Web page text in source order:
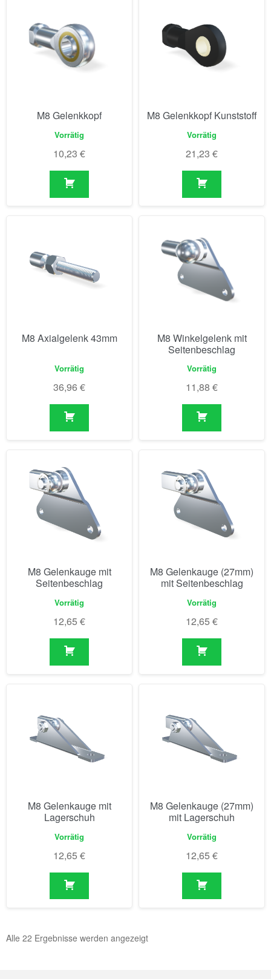
M8 Gelenkkopf
Vorrätig
10,23 €
M8 Gelenkkopf Kunststoff
Vorrätig
21,23 €
M8 Axialgelenk 43mm
Vorrätig
36,96 €
M8 Winkelgelenk mit
Seitenbeschlag
Vorrätig
11,88 €
M8 Gelenkauge mit
Seitenbeschlag
Vorrätig
12,65 €
M8 Gelenkauge (27mm)
mit Seitenbeschlag
Vorrätig
12,65 €
M8 Gelenkauge mit
Lagerschuh
Vorrätig
12,65 €
M8 Gelenkauge (27mm)
mit Lagerschuh
Vorrätig
12,65 €
Alle 22 Ergebnisse werden angezeigt